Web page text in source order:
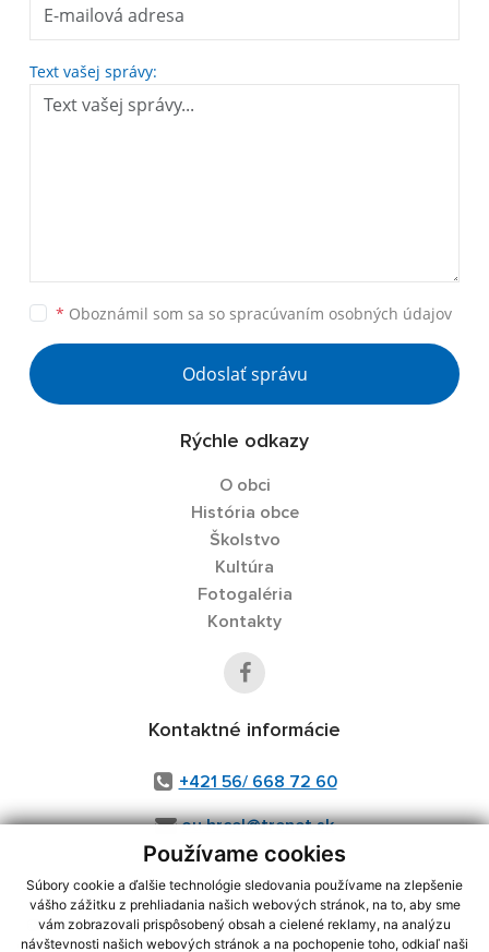
Používame cookies
Súbory cookie a ďalšie technológie sledovania používame na zlepšenie
vášho zážitku z prehliadania našich webových stránok, na to, aby sme
vám zobrazovali prispôsobený obsah a cielené reklamy, na analýzu
návštevnosti našich webových stránok a na pochopenie toho, odkiaľ naši
Text vašej správy:
* Oboznámil som sa so spracúvaním osobných údajov
Odoslať správu
Rýchle odkazy
O obci
História obce
Školstvo
Kultúra
Fotogaléria
Kontakty
Kontaktné informácie
+421 56/ 668 72 60
ou.hrcel@trenet.sk
využite možnosť získavania aktuálnych informácií s využitím RSS
CMS systém (redakčný) systém ECHELON 2,Mapa stránok,web portál